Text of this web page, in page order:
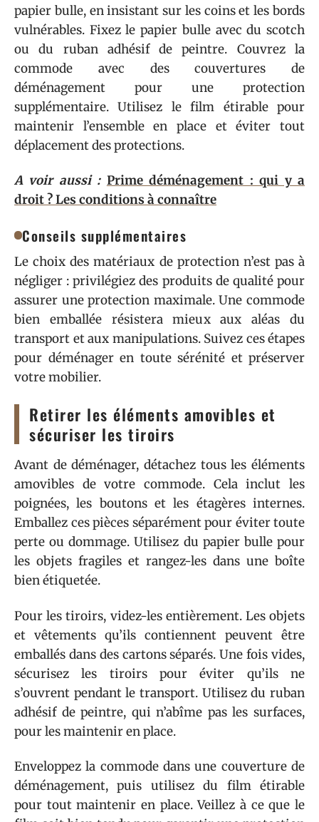
papier bulle, en insistant sur les coins et les bords
vulnérables. Fixez le papier bulle avec du scotch
ou du ruban adhésif de peintre. Couvrez la
commode avec des couvertures de
déménagement pour une protection
supplémentaire. Utilisez le film étirable pour
maintenir l’ensemble en place et éviter tout
déplacement des protections.
A voir aussi : Prime déménagement : qui y a
droit ? Les conditions à connaître
Conseils supplémentaires
Le choix des matériaux de protection n’est pas à
négliger : privilégiez des produits de qualité pour
assurer une protection maximale. Une commode
bien emballée résistera mieux aux aléas du
transport et aux manipulations. Suivez ces étapes
pour déménager en toute sérénité et préserver
votre mobilier.
Retirer les éléments amovibles et
sécuriser les tiroirs
Avant de déménager, détachez tous les éléments
amovibles de votre commode. Cela inclut les
poignées, les boutons et les étagères internes.
Emballez ces pièces séparément pour éviter toute
perte ou dommage. Utilisez du papier bulle pour
les objets fragiles et rangez-les dans une boîte
bien étiquetée.
Pour les tiroirs, videz-les entièrement. Les objets
et vêtements qu’ils contiennent peuvent être
emballés dans des cartons séparés. Une fois vides,
sécurisez les tiroirs pour éviter qu’ils ne
s’ouvrent pendant le transport. Utilisez du ruban
adhésif de peintre, qui n’abîme pas les surfaces,
pour les maintenir en place.
Enveloppez la commode dans une couverture de
déménagement, puis utilisez du film étirable
pour tout maintenir en place. Veillez à ce que le